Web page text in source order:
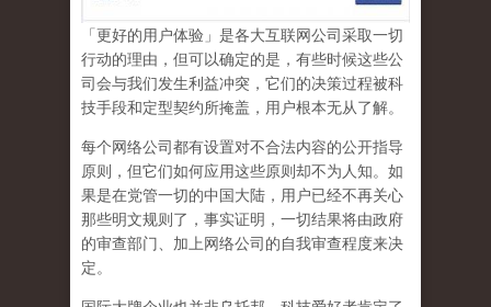
「更好的用户体验」是各大互联网公司采取一切
行动的理由，但可以确定的是，有些时候这些公
司会与我们发生利益冲突，它们的决策过程被科
技手段和定型契约所掩盖，用户根本无从了解。
每个网络公司都有设置对不合法内容的公开指导
原则，但它们如何应用这些原则却不为人知。如
果是在党管一切的中国大陆，用户已经不再关心
那些明文规则了，事实证明， 一切结果将由政府
的审查部门、加上网络公司的自我审查程度来决
定。